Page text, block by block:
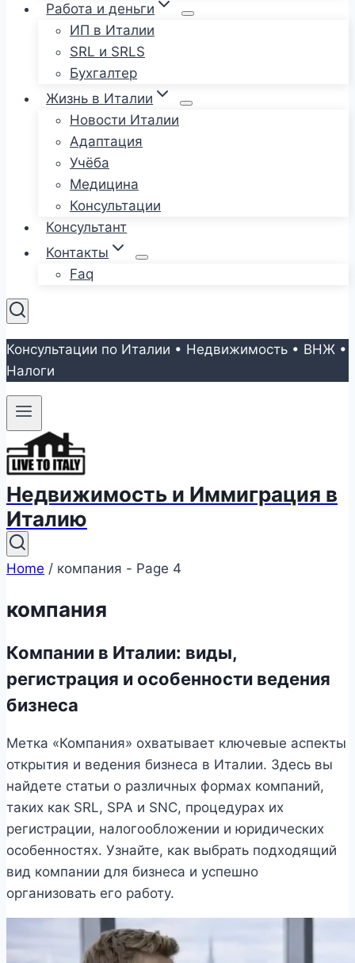
Работа и деньги
ИП в Италии
SRL и SRLS
Бухгалтер
Жизнь в Италии
Новости Италии
Адаптация
Учёба
Медицина
Консультации
Консультант
Контакты
Faq
Консультации по Италии • Недвижимость • ВНЖ •
Налоги
Недвижимость и Иммиграция в
Италию
Home / компания - Page 4
компания
Компании в Италии: виды,
регистрация и особенности ведения
бизнеса
Метка «Компания» охватывает ключевые аспекты
открытия и ведения бизнеса в Италии. Здесь вы
найдете статьи о различных формах компаний,
таких как SRL, SPA и SNC, процедурах их
регистрации, налогообложении и юридических
особенностях. Узнайте, как выбрать подходящий
вид компании для бизнеса и успешно
организовать его работу.